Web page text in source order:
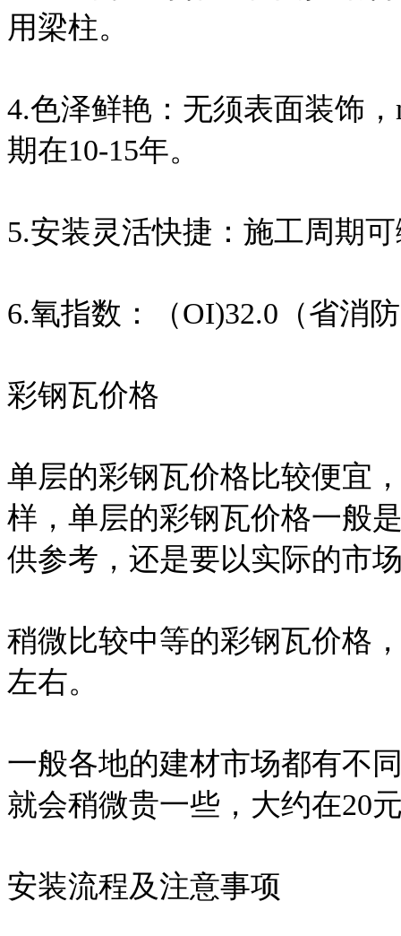
用梁柱。
4.色泽鲜艳：无须表面装饰
期在10-15年。
5.安装灵活快捷：施工周期
6.氧指数：（OI)32.0（省消
彩钢瓦价格
单层的彩钢瓦价格比较便宜
样，单层的彩钢瓦价格一般
供参考，还是要以实际的市
稍微比较中等的彩钢瓦价格
左右。
一般各地的建材市场都有不
就会稍微贵一些，大约在20
安装流程及注意事项